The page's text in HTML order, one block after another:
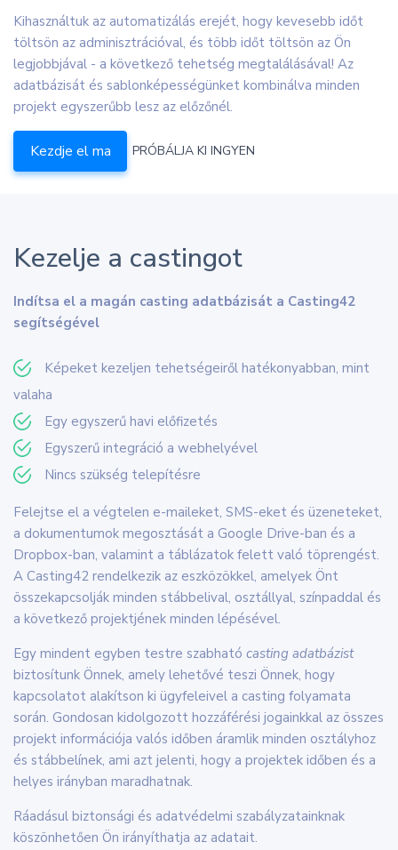
Kihasználtuk az automatizálás erejét, hogy kevesebb időt
töltsön az adminisztrációval, és több időt töltsön az Ön
legjobbjával - a következő tehetség megtalálásával! Az
adatbázisát és sablonképességünket kombinálva minden
projekt egyszerűbb lesz az előzőnél.
Kezdje el ma PRÓBÁLJA KI INGYEN
Kezelje a castingot
Indítsa el a magán casting adatbázisát a Casting42
segítségével
Képeket kezeljen tehetségeiről hatékonyabban, mint
valaha
Egy egyszerű havi előfizetés
Egyszerű integráció a webhelyével
Nincs szükség telepítésre
Felejtse el a végtelen e-maileket, SMS-eket és üzeneteket,
a dokumentumok megosztását a Google Drive-ban és a
Dropbox-ban, valamint a táblázatok felett való töprengést.
A Casting42 rendelkezik az eszközökkel, amelyek Önt
összekapcsolják minden stábbelival, osztállyal, színpaddal és
a következő projektjének minden lépésével.
Egy mindent egyben testre szabható casting adatbázist
biztosítunk Önnek, amely lehetővé teszi Önnek, hogy
kapcsolatot alakítson ki ügyfeleivel a casting folyamata
során. Gondosan kidolgozott hozzáférési jogainkkal az összes
projekt információja valós időben áramlik minden osztályhoz
és stábbelínek, ami azt jelenti, hogy a projektek időben és a
helyes irányban maradhatnak.
Ráadásul biztonsági és adatvédelmi szabályzatainknak
köszönhetően Ön irányíthatja az adatait.